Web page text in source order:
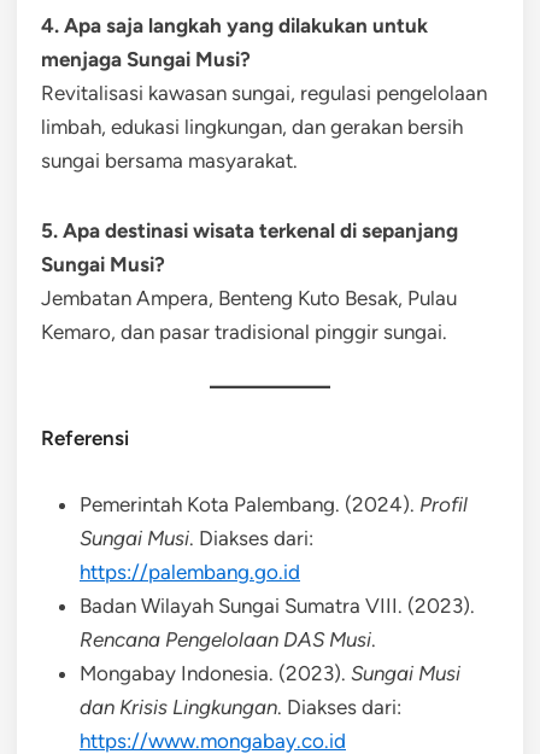
4. Apa saja langkah yang dilakukan untuk
menjaga Sungai Musi?
Revitalisasi kawasan sungai, regulasi pengelolaan
limbah, edukasi lingkungan, dan gerakan bersih
sungai bersama masyarakat.
5. Apa destinasi wisata terkenal di sepanjang
Sungai Musi?
Jembatan Ampera, Benteng Kuto Besak, Pulau
Kemaro, dan pasar tradisional pinggir sungai.
Referensi
Pemerintah Kota Palembang. (2024). Profil
Sungai Musi. Diakses dari:
https://palembang.go.id
Badan Wilayah Sungai Sumatra VIII. (2023).
Rencana Pengelolaan DAS Musi.
Mongabay Indonesia. (2023). Sungai Musi
dan Krisis Lingkungan. Diakses dari:
https://www.mongabay.co.id